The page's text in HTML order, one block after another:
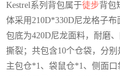
Kestrel系列背包属于徒步背包
体采用210D*330D尼龙格子布
包底为420D尼龙面料，耐磨
撕裂；共包含10个仓袋，分别
主包仓*1、袋鼠仓*1、侧面